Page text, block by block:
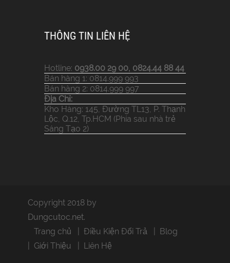
THÔNG TIN LIÊN HỆ
Hotline: 0938.00 29 00, 0824.44 88 44
Bán hàng 1: 0814.999 993
Bán hàng 2: 0814.999 997
Địa Chỉ:
Kho Hàng: 145, Đường TL13, P. Thạnh
Lộc, Q.12, Tp.HCM (Phía sau nhà trẻ
Sáng Tạo 2)
Copyright 2018 by
Dungcutoc.net.
Trang chủ
Điều Kiện Đổi Trả
Blog
Giới Thiệu
Liên Hệ